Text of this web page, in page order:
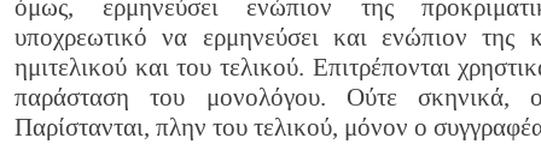
όμως, ερμηνεύσει ενώπιον της
υποχρεωτικό να ερμηνεύσει και ενώπιον της
ημιτελικού και του τελικού. Επιτρέπονται
παράσταση του μονολόγου. Ούτε σκηνικά,
Παρίστανται, πλην του τελικού, μόνον ο